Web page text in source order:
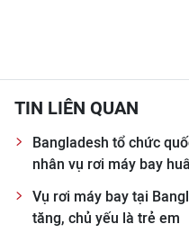
Media Môi trường
Ảnh
TIN LIÊN QUAN
Bangladesh tổ chức
nhân vụ rơi máy bay
Vụ rơi máy bay tại
tăng, chủ yếu là trẻ em